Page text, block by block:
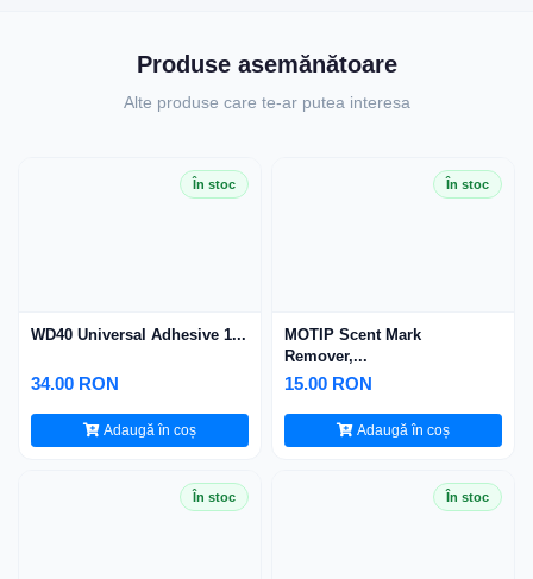
Produse asemănătoare
Alte produse care te-ar putea interesa
În stoc
WD40 Universal Adhesive 1...
34.00 RON
Adaugă în coș
În stoc
MOTIP Scent Mark
Remover,...
15.00 RON
Adaugă în coș
În stoc În stoc